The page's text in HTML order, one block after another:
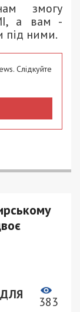
змогу
а вам -
під ними.
Слідкуйте
383